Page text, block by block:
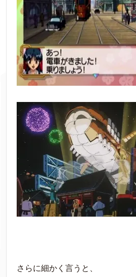
さらに細かく言うと、